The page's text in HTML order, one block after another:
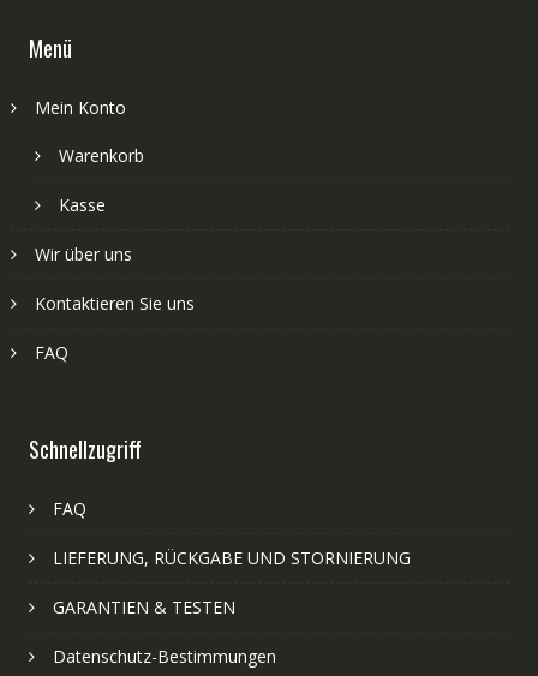
Menü
Mein Konto
Warenkorb
Kasse
Wir über uns
Kontaktieren Sie uns
FAQ
Schnellzugriff
FAQ
LIEFERUNG, RÜCKGABE UND STORNIERUNG
GARANTIEN & TESTEN
Datenschutz-Bestimmungen